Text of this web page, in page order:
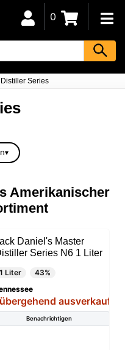
Distiller Series
0
Amerikanischer
Daniel's Master
Series N6 1 Liter
1 Liter
43%
ausverkauft
Benachrichtigen